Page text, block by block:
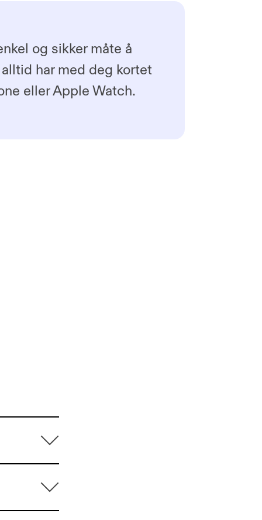
og sikker måte å
har med deg kortet
eller Apple Watch.